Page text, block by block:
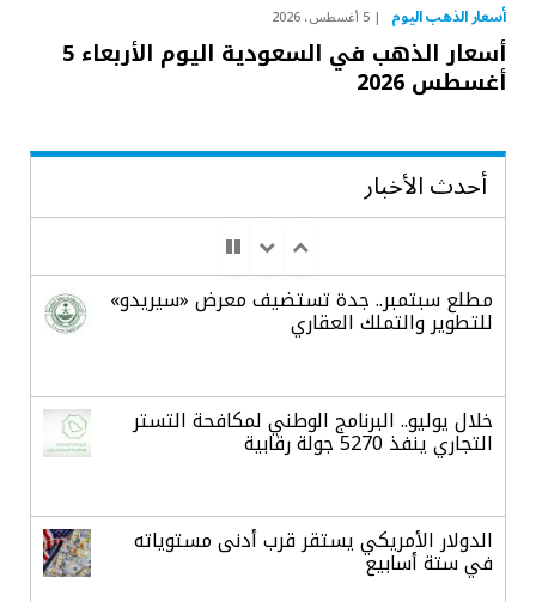
أسعار الذهب اليوم 5 أغسطس، 2026
أسعار الذهب في السعودية اليوم الأربعاء 5
أغسطس 2026
أحدث الأخبار
مطلع سبتمبر.. جدة تستضيف معرض «سيريدو»
للتطوير والتملك العقاري
خلال يوليو.. البرنامج الوطني لمكافحة التستر
التجاري ينفذ 5270 جولة رقابية
الدولار الأمريكي يستقر قرب أدنى مستوياته
في ستة أسابيع